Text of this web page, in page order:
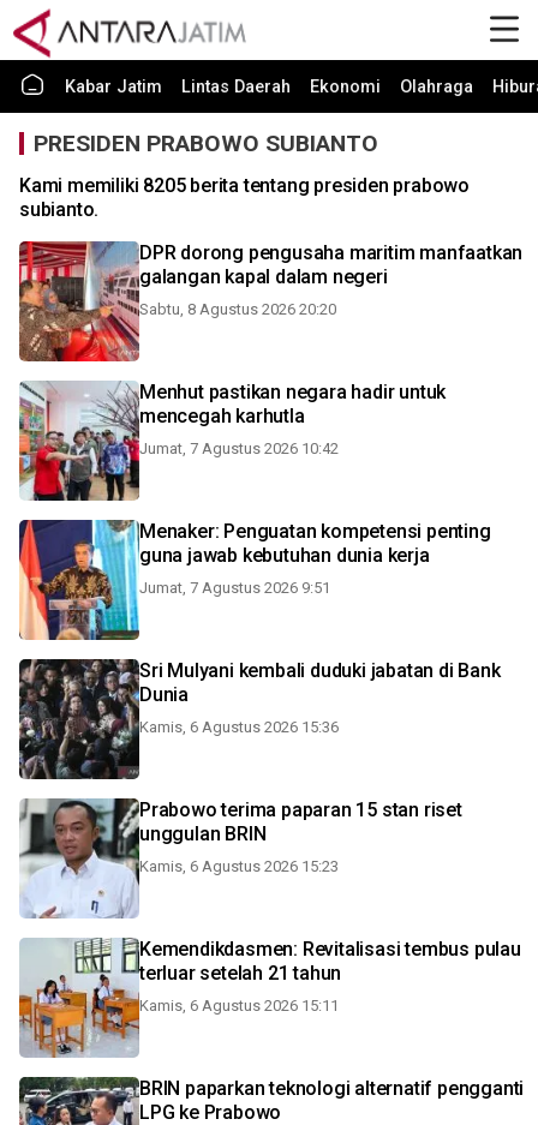
Kabar Jatim Lintas Daerah Ekonomi Olahraga
PRESIDEN PRABOWO SUBIANTO
Kami memiliki 8205 berita tentang presiden prabowo
subianto.
DPR dorong pengusaha maritim manfaatkan
galangan kapal dalam negeri
Sabtu, 8 Agustus 2026 20:20
Menhut pastikan negara hadir untuk
mencegah karhutla
Jumat, 7 Agustus 2026 10:42
Menaker: Penguatan kompetensi penting
guna jawab kebutuhan dunia kerja
Jumat, 7 Agustus 2026 9:51
Sri Mulyani kembali duduki jabatan di Bank
Dunia
Kamis, 6 Agustus 2026 15:36
Prabowo terima paparan 15 stan riset
unggulan BRIN
Kamis, 6 Agustus 2026 15:23
Kemendikdasmen: Revitalisasi tembus pulau
terluar setelah 21 tahun
Kamis, 6 Agustus 2026 15:11
BRIN paparkan teknologi alternatif pengganti
LPG ke Prabowo